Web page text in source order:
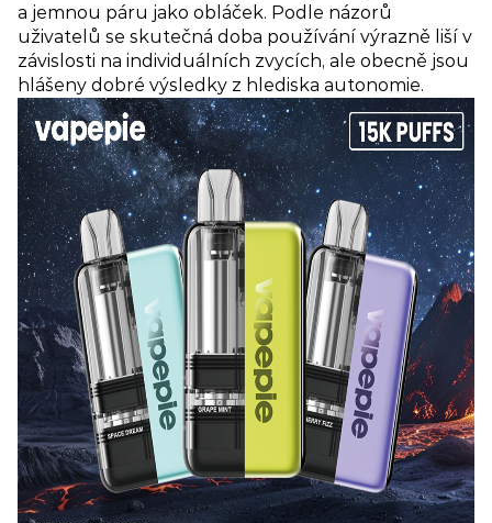
a jemnou páru jako obláček. Podle názorů
uživatelů se skutečná doba používání výrazně liší v
závislosti na individuálních zvycích, ale obecně jsou
hlášeny dobré výsledky z hlediska autonomie.